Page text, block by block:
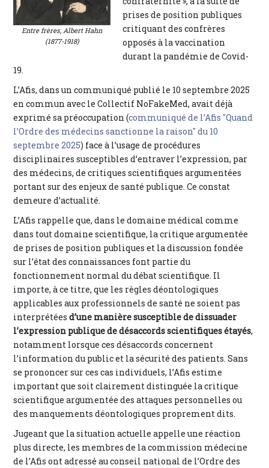
Entre frères, Albert Hahn
(1877-1918)
prises de position publiques
critiquant des confrères
opposés à la vaccination
durant la pandémie de Covid-
19.
L’Afis, dans un communiqué publié le 10 septembre 2025
en commun avec le Collectif NoFakeMed, avait déjà
exprimé sa préoccupation (communiqué de l’Afis "Quand
l’Ordre des médecins sanctionne la raison" du 10
septembre 2025) face à l’usage de procédures
disciplinaires susceptibles d’entraver l’expression, par
des médecins, de critiques scientifiques argumentées
portant sur des enjeux de santé publique. Ce constat
demeure d’actualité.
L’Afis rappelle que, dans le domaine médical comme
dans tout domaine scientifique, la critique argumentée
de prises de position publiques et la discussion fondée
sur l’état des connaissances font partie du
fonctionnement normal du débat scientifique. Il
importe, à ce titre, que les règles déontologiques
applicables aux professionnels de santé ne soient pas
interprétéesd’une manière susceptible de dissuader
l’expression publique de désaccords scientifiques étayés,
notamment lorsque ces désaccords concernent
l’information du public et la sécurité des patients. Sans
se prononcer sur ces cas individuels, l’Afis estime
important que soit clairement distinguée la critique
scientifique argumentée des attaques personnelles ou
des manquements déontologiques proprement dits.
Jugeant que la situation actuelle appelle une réaction
plus directe, les membres de la commission médecine
de l’Afis ont adressé au conseil national de l’Ordre des